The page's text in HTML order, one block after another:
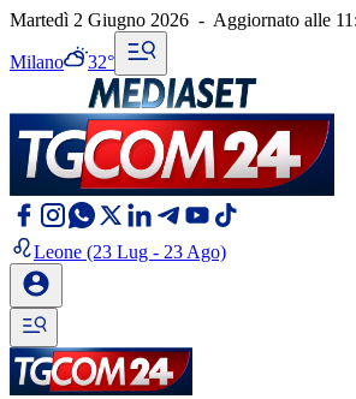
Martedì 2 Giugno 2026 - Aggiornato alle
Milano 32°
Leone (23 Lug - 23 Ago)